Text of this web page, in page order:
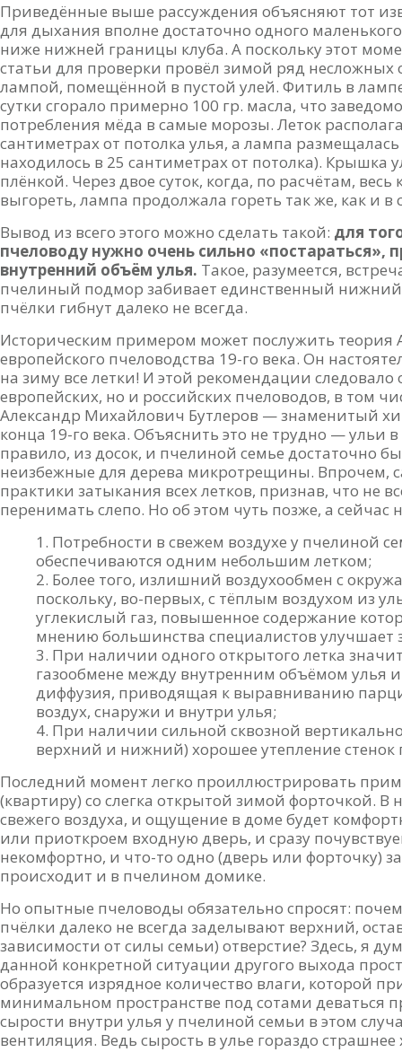
Приведённые выше рассуждения объясняют тот
для дыхания вполне достаточно одного
ниже нижней границы клуба. А поскольку этот
статьи для проверки провёл зимой ряд несложных
лампой, помещённой в пустой улей. Фитиль в
сутки сгорало примерно 100 гр. масла, что
потребления мёда в самые морозы. Леток
сантиметрах от потолка улья, а лампа
находилось в 25 сантиметрах от потолка). Крышка
плёнкой. Через двое суток, когда, по расчётам,
выгореть, лампа продолжала гореть так же, как и
Вывод из всего этого можно сделать такой: для
пчеловоду нужно очень сильно «постараться»,
внутренний объём улья. Такое, разумеется,
пчелиный подмор забивает единственный нижний
пчёлки гибнут далеко не всегда.
Историческим примером может послужить теория
европейского пчеловодства 19-го века. Он
на зиму все летки! И этой рекомендации следовало
европейских, но и российских пчеловодов, в том
Александр Михайлович Бутлеров — знаменитый
конца 19-го века. Объяснить это не трудно — ульи
правило, из досок, и пчелиной семье достаточно
неизбежные для дерева микротрещины. Впрочем,
практики затыкания всех летков, признав, что не
перенимать слепо. Но об этом чуть позже, а
Потребности в свежем воздухе у пчелиной
обеспечиваются одним небольшим летком;
Более того, излишний воздухообмен с
поскольку, во-первых, с тёплым воздухом из
углекислый газ, повышенное содержание
мнению большинства специалистов улучшает
При наличии одного открытого летка
газообмене между внутренним объёмом улья
диффузия, приводящая к выравниванию
воздух, снаружи и внутри улья;
При наличии сильной сквозной
верхний и нижний) хорошее утепление стенок
Последний момент легко проиллюстрировать
(квартиру) со слегка открытой зимой форточкой. В
свежего воздуха, и ощущение в доме будет
или приоткроем входную дверь, и сразу
некомфортно, и что-то одно (дверь или форточку)
происходит и в пчелином домике.
Но опытные пчеловоды обязательно спросят:
пчёлки далеко не всегда заделывают верхний,
зависимости от силы семьи) отверстие? Здесь, я
данной конкретной ситуации другого выхода
образуется изрядное количество влаги, которой
минимальном пространстве под сотами деваться
сырости внутри улья у пчелиной семьи в этом
вентиляция. Ведь сырость в улье гораздо страшнее